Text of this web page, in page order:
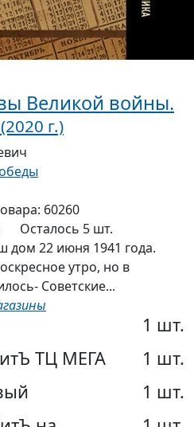
Великой войны.
(2020 г.)
60260
Осталось 5 шт.
дом 22 июня 1941 года.
утро, но в
Советские...
1 шт.
ТЦ МЕГА
1 шт.
1 шт.